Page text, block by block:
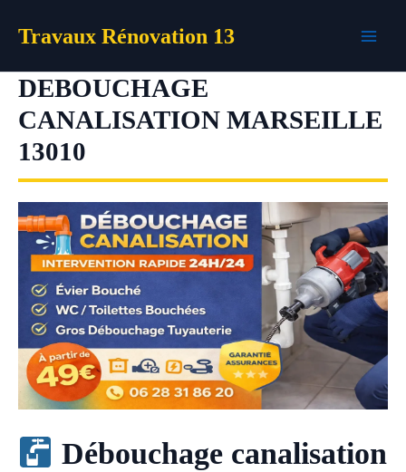
Travaux Rénovation 13
DEBOUCHAGE
CANALISATION MARSEILLE
13010
Débouchage canalisation